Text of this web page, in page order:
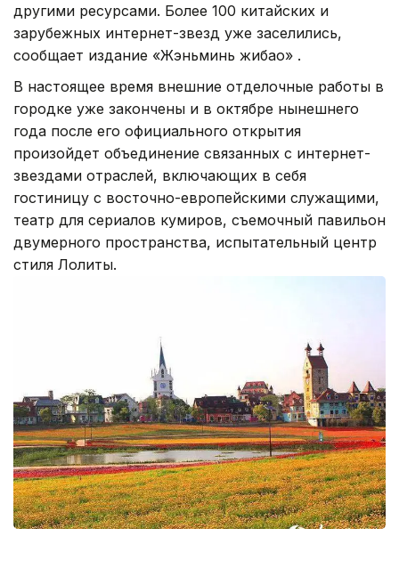
другими ресурсами. Более 100 китайских и
зарубежных интернет-звезд уже заселились,
сообщает издание «Жэньминь жибао» .
В настоящее время внешние отделочные работы в
городке уже закончены и в октябре нынешнего
года после его официального открытия
произойдет объединение связанных с интернет-
звездами отраслей, включающих в себя
гостиницу с восточно-европейскими служащими,
театр для сериалов кумиров, съемочный павильон
двумерного пространства, испытательный центр
стиля Лолиты.